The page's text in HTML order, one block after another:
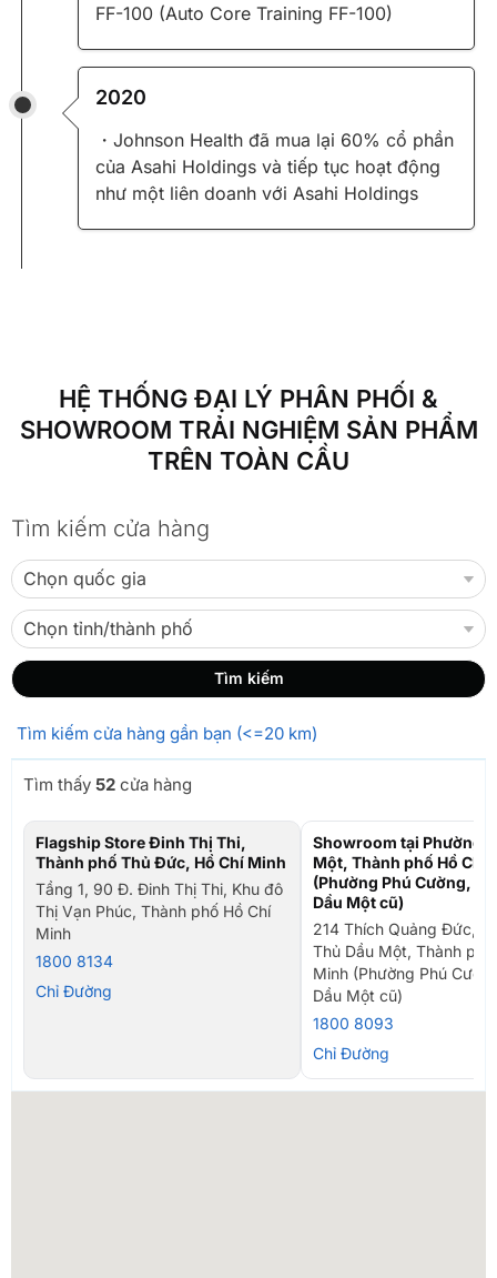
FF-100 (Auto Core Training FF-100)
2020
・Johnson Health đã mua lại 60% cổ phần
của Asahi Holdings và tiếp tục hoạt động
như một liên doanh với Asahi Holdings
HỆ THỐNG ĐẠI LÝ PHÂN PHỐI &
SHOWROOM TRẢI NGHIỆM SẢN PHẨM
TRÊN TOÀN CẦU
Tìm kiếm cửa hàng
Tìm kiếm cửa hàng gần bạn (<=20 km)
Tìm thấy 52 cửa hàng
Flagship Store Đinh Thị Thi,
Thành phố Thủ Đức, Hồ Chí Minh
Tầng 1, 90 Đ. Đinh Thị Thi, Khu đô
Thị Vạn Phúc, Thành phố Hồ Chí
Minh
1800 8134
Chỉ Đường
Showroom tại Phường
Một, Thành phố Hồ Chí
(Phường Phú Cường,
Dầu Một cũ)
214 Thích Quảng Đức,
Thủ Dầu Một, Thành phố
Minh (Phường Phú
Dầu Một cũ)
1800 8093
Chỉ Đường